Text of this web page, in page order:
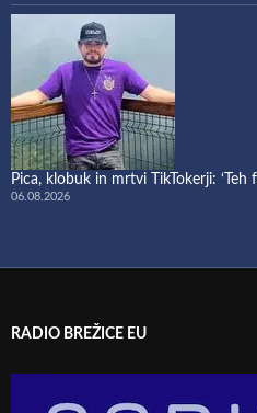
Pica, klobuk in mrtvi TikTokerji: ‘Teh
06.08.2026
RADIO BREŽICE EU